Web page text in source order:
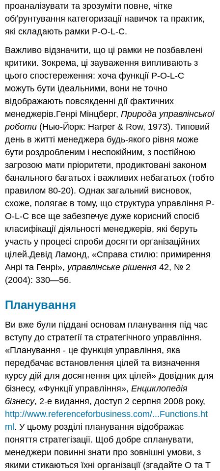
проаналізувати та зрозуміти повне, чітке
обґрунтування категоризації навичок та практик,
які складають рамки P-O-L-C.
Важливо відзначити, що ці рамки не позбавлені
критики. Зокрема, ці зауваження випливають з
цього спостереження: хоча функції P-O-L-C
можуть бути ідеальними, вони не точно
відображають повсякденні дії фактичних
менеджерів.Генрі Мінцберг,Природа управлінської
роботи (Нью-Йорк: Harper & Row, 1973). Типовий
день в житті менеджера будь-якого рівня може
бути роздробленим і неспокійним, з постійною
загрозою мати пріоритети, продиктовані законом
банального багатьох і важливих небагатьох (тобто
правилом 80-20). Однак загальний висновок,
схоже, полягає в тому, що структура управління P-
O-L-C все ще забезпечує дуже корисний спосіб
класифікації діяльності менеджерів, які беруть
участь у процесі спроби досягти організаційних
цілей.Девід Ламонд, «Справа стилю: примирення
Анрі та Генрі», управлінське рішення 42, № 2
(2004): 330—56.
Планування
Ви вже були піддані основам планування під час
вступу до стратегії та стратегічного управління.
«Планування - це функція управління, яка
передбачає встановлення цілей та визначення
курсу дій для досягнення цих цілей» Довідник для
бізнесу, «Функції управління»,Енциклопедія
бізнесу, 2-е видання, доступ 2 серпня 2008 року,
http://www.referenceforbusiness.com/...Functions.ht
ml . У цьому розділі планування відображає
поняття стратегізації. Щоб добре спланувати,
менеджери повинні знати про зовнішні умови, з
якими стикаються їхні організації (згадайте O та T